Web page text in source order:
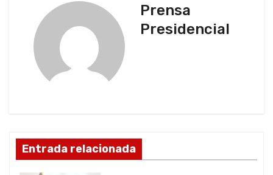
e
Prensa
Presidencial
Entrada relacionada